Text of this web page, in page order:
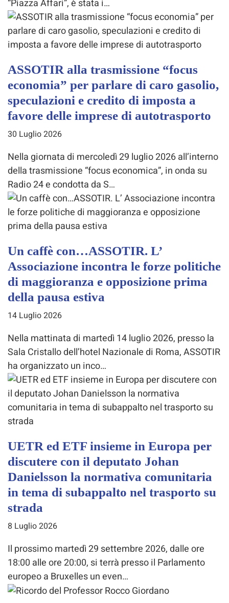
“Piazza Affari”, è stata i…
ASSOTIR alla trasmissione “focus
economia” per parlare di caro gasolio,
speculazioni e credito di imposta a
favore delle imprese di autotrasporto
30 Luglio 2026
Nella giornata di mercoledì 29 luglio 2026 all’interno
della trasmissione “focus economica”, in onda su
Radio 24 e condotta da S…
Un caffè con…ASSOTIR. L’
Associazione incontra le forze politiche
di maggioranza e opposizione prima
della pausa estiva
14 Luglio 2026
Nella mattinata di martedì 14 luglio 2026, presso la
Sala Cristallo dell’hotel Nazionale di Roma, ASSOTIR
ha organizzato un inco…
UETR ed ETF insieme in Europa per
discutere con il deputato Johan
Danielsson la normativa comunitaria
in tema di subappalto nel trasporto su
strada
8 Luglio 2026
Il prossimo martedì 29 settembre 2026, dalle ore
18:00 alle ore 20:00, si terrà presso il Parlamento
europeo a Bruxelles un even…